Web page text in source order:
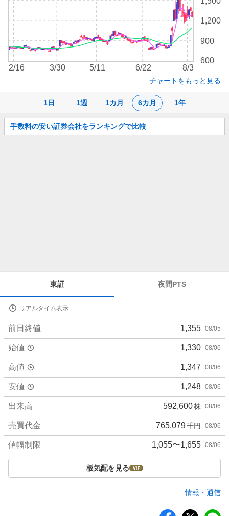
1日 1週 1カ月 6カ月 1年
600
900
1,200
2/16 3/30 5/11 6/22 8/3
チャートをもっと見る
お
知
手数料の安い証券会社をランキングで比較
詳
値
東証 夜間PTS
リアルタイム表示
前日終値 1,355 08/05
始値 1,330 08/06
高値 1,347 08/06
安値 1,248 08/06
出来高 592,600株 08/06
売買代金 765,079千円 08/06
値幅制限 1,055〜1,655 08/06
板気配を見る
情報・通信